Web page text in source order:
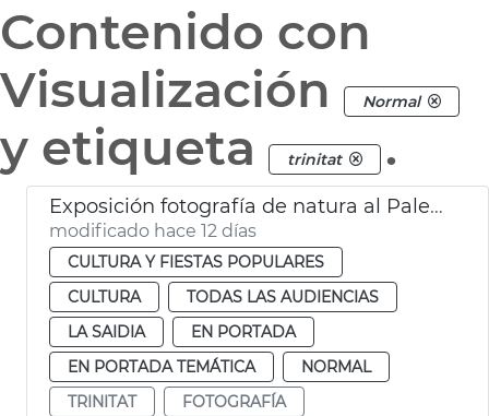
Contenido con
Visualización
Normal
y etiqueta trinitat .
Exposición fotografía de natura al Paleontológico València
modificado hace 12 días
CULTURA Y FIESTAS POPULARES
CULTURA
TODAS LAS AUDIENCIAS
LA SAIDIA
EN PORTADA
EN PORTADA TEMÁTICA
NORMAL
TRINITAT
FOTOGRAFÍA